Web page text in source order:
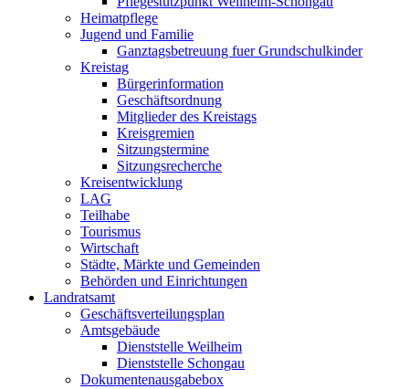
Heimatpflege
Jugend und Familie
Ganztagsbetreuung fuer Grundschulkinder
Kreistag
Bürgerinformation
Geschäftsordnung
Mitglieder des Kreistags
Kreisgremien
Sitzungstermine
Sitzungsrecherche
Kreisentwicklung
LAG
Teilhabe
Tourismus
Wirtschaft
Städte, Märkte und Gemeinden
Behörden und Einrichtungen
Landratsamt
Geschäftsverteilungsplan
Amtsgebäude
Dienststelle Weilheim
Dienststelle Schongau
Dokumentenausgabebox